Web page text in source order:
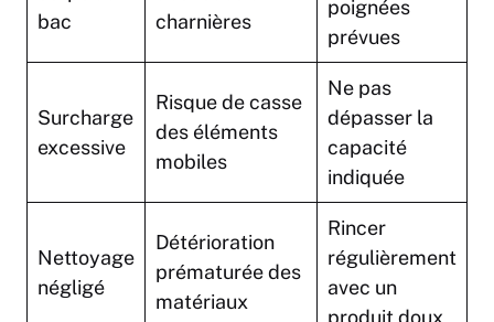
bac
charnières
poignées
prévues
Surcharge
excessive
Risque de casse
des éléments
mobiles
Ne pas
dépasser la
capacité
indiquée
Nettoyage
négligé
Détérioration
prématurée des
matériaux
Rincer
régulièrement
avec un
produit doux